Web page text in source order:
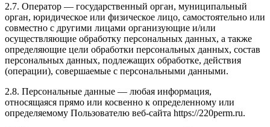
2.7. Оператор — государственный орган, муниципальный
орган, юридическое или физическое лицо, самостоятельно или
совместно с другими лицами организующие и/или
осуществляющие обработку персональных данных, а также
определяющие цели обработки персональных данных, состав
персональных данных, подлежащих обработке, действия
(операции), совершаемые с персональными данными.
2.8. Персональные данные — любая информация,
относящаяся прямо или косвенно к определенному или
определяемому Пользователю веб-сайта https://220perm.ru.